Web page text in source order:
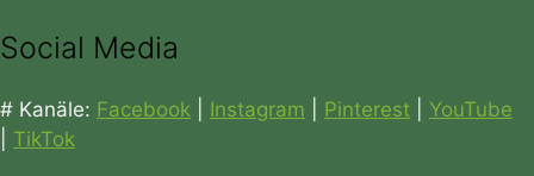
Social Media
# Kanäle: Facebook Instagram Pinterest
YouTube
TikTok